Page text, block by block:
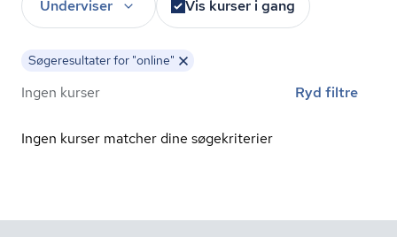
Underviser Vis kurser i gang
Søgeresultater for "online"
Ingen kurser Ryd filtre
Ingen kurser matcher dine søgekriterier